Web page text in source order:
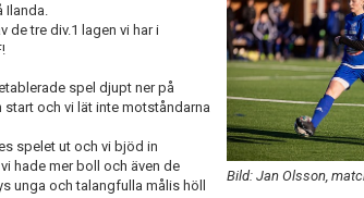
Bild: Jan Olsson,
Ilanda.
de tre div.1 lagen vi har i
spel djupt ner på
och vi lät inte motståndarna
spelet ut och vi bjöd in
hade mer boll och även de
unga och talangfulla målis höll